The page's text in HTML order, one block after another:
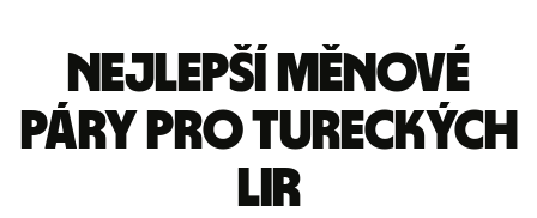
Nejlepší měnové
páry pro tureckých
lir